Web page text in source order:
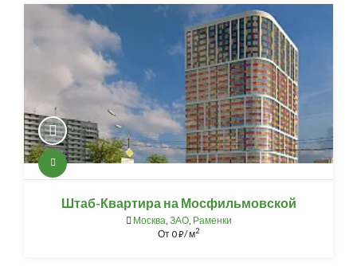
Штаб-Квартира на Мосфильмовской
Москва ЗАО, Раменки
От0⃏/ м2